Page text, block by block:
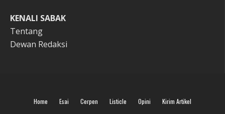
KENALI SABAK
Tentang
Dewan Redaksi
Home Esai Cerpen Listicle Opini Kirim Artikel